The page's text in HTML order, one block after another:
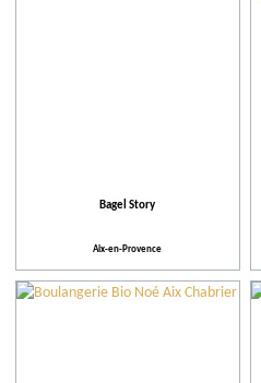
Bagel Story
Aix-en-Provence